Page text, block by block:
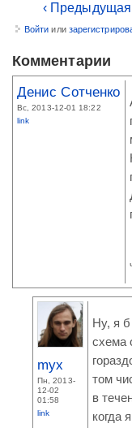
‹ Предыдущая
Войти или
Комментарии
Денис Сотченко
Вс, 2013-12-01 18:22
link
myx
Пн, 2013-
12-02
01:58
link
Ну, я
схема
том
в
когда